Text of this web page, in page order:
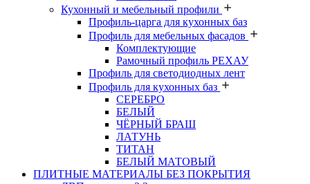
Кухонный и мебельный профили
Профиль-царга для кухонных баз
Профиль для мебельных фасадов
Комплектующие
Рамочный профиль РЕХАУ
Профиль для светодиодных лент
Профиль для кухонных баз
СЕРЕБРО
БЕЛЫЙ
ЧЁРНЫЙ БРАШ
ЛАТУНЬ
ТИТАН
БЕЛЫЙ МАТОВЫЙ
ПЛИТНЫЕ МАТЕРИАЛЫ БЕЗ ПОКРЫТИЯ